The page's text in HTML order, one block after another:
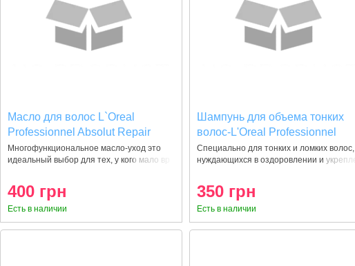
Масло для волос L`Oreal
Professionnel Absolut Repair
Gold Quinoa Для
восстановления поврежденных
Многофункциональное масло-уход это
идеальный выбор для тех, у кого мало вр
400 грн
Есть в наличии
Шампунь для объема тонких
волос-L'Oreal Professionnel
Volumetry Shampoo 300ml
Специально для тонких и ломких волос,
нуждающихся в оздоровлении и укрепле
350 грн
Есть в наличии